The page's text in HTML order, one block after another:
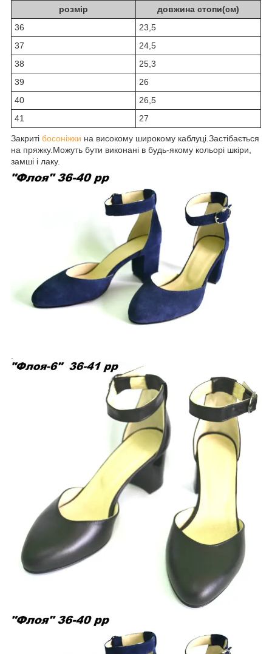
розмір
довжина стопи(см)
36
23,5
37
24,5
38
25,3
39
26
40
26,5
41
27
Закриті босоніжки на високому широкому каблуці.Застібається
на пряжку.Можуть бути виконані в будь-якому кольорі шкіри,
замші і лаку.